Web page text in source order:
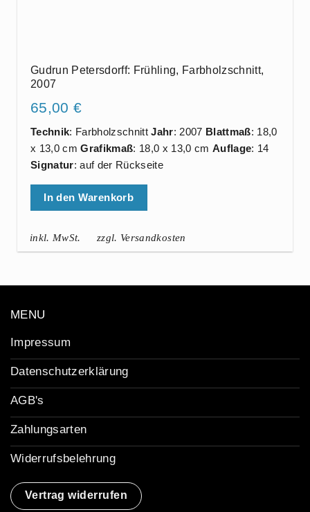
Gudrun Petersdorff: Frühling, Farbholzschnitt,
2007
65,00 €
Technik: FarbholzschnittJahr: 2007 Blattmaß: 18,0
x 13,0 cmGrafikmaß: 18,0 x 13,0 cmAuflage: 14
Signatur: auf der Rückseite
In den Warenkorb
inkl. MwSt. zzgl. Versandkosten
MENU
Impressum
Datenschutzerklärung
AGB's
Zahlungsarten
Widerrufsbelehrung
Vertrag widerrufen